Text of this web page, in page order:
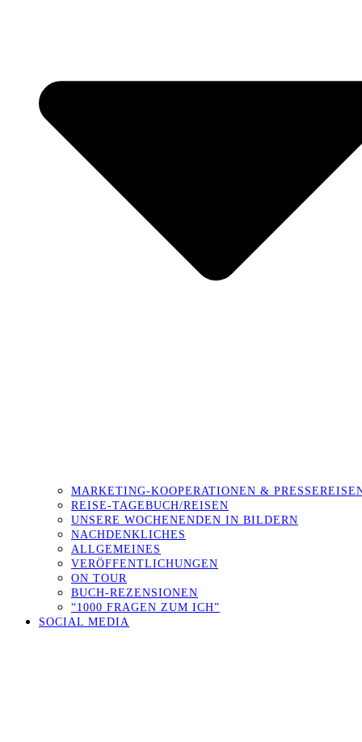
MARKETING-KOOPERATIONEN &
REISE-TAGEBUCH/REISEN
UNSERE WOCHENENDEN IN BILDERN
NACHDENKLICHES
ALLGEMEINES
VERÖFFENTLICHUNGEN
ON TOUR
BUCH-REZENSIONEN
“1000 FRAGEN ZUM ICH”
SOCIAL MEDIA